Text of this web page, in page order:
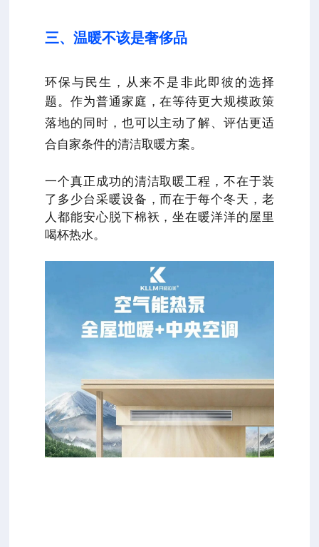
三、温暖不该是奢侈品
环保与民生，从来不是非此即彼的选择
题。作为普通家庭，在等待更大规模政策
落地的同时，也可以主动了解、评估更适
合自家条件的清洁取暖方案。
一个真正成功的清洁取暖工程，不在于装
了多少台采暖设备，而在于每个冬天，老
人都能安心脱下棉袄，坐在暖洋洋的屋里
喝杯热水。